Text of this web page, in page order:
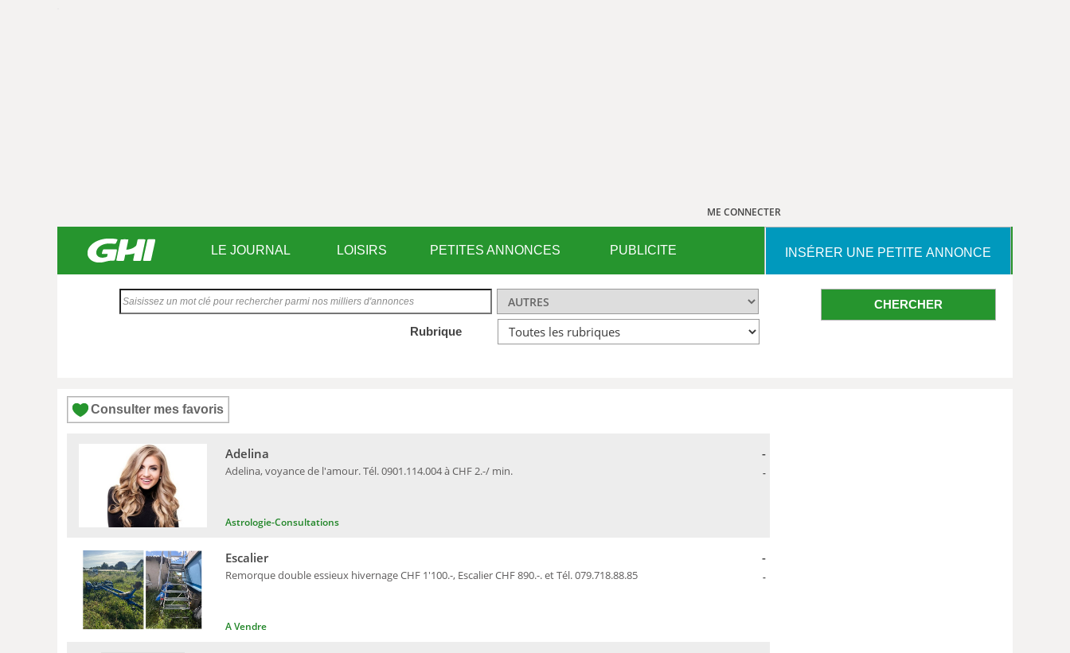
ME CONNECTER
LE JOURNAL LOISIRS PETITES ANNONCES PUBLICITE INSÉRER UNE PETITE ANNONCE
Rubrique
CHERCHER
Consulter mes favoris
-
-
Astrologie-Consultations
Adelina, voyance de l'amour. Tél. 0901.114.004 à CHF 2.-/ min.
Adelina
-
-
A Vendre
Remorque double essieux hivernage CHF 1'100.-, Escalier CHF 890.-. et Tél. 079.718.88.85
Escalier